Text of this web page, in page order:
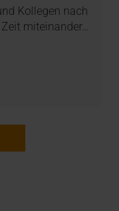
Kollegen nach
miteinander…